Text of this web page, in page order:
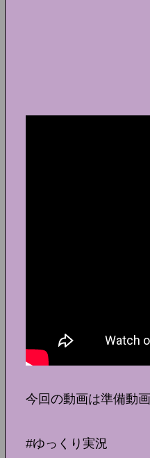
今回の動画は準備動
#ゆっくり実況